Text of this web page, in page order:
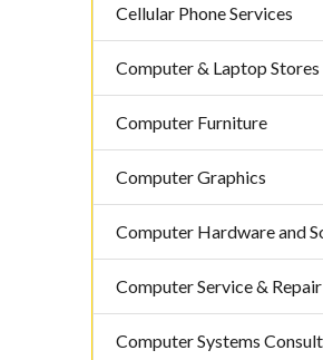
Cellular Phone Services
Computer & Laptop Stores
Computer Furniture
Computer Graphics
Computer Hardware and
Computer Service & Repair
Computer Systems